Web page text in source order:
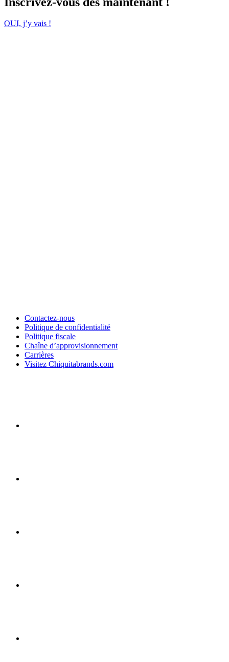
OUI, j’y vais !
Contactez-nous
Politique de confidentialité
Politique fiscale
Chaîne d’approvisionnement
Carrières
Visitez Chiquitabrands.com